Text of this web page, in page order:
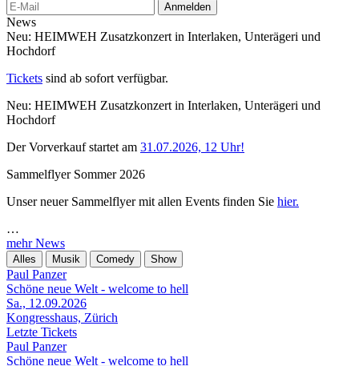
Anmelden
News
Neu: HEIMWEH Zusatzkonzert in Interlaken, Unterägeri und
Hochdorf
Tickets sind ab sofort verfügbar.
Neu: HEIMWEH Zusatzkonzert in Interlaken, Unterägeri und
Hochdorf
Der Vorverkauf startet am 31.07.2026, 12 Uhr!
Sammelflyer Sommer 2026
Unser neuer Sammelflyer mit allen Events finden Sie hier.
…
mehr News
Alles Musik Comedy Show
Paul Panzer
Schöne neue Welt - welcome to hell
Sa., 12.09.2026
Kongresshaus, Zürich
Letzte Tickets
Paul Panzer
Schöne neue Welt - welcome to hell